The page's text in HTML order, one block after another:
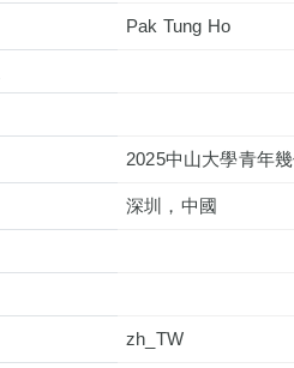
Pak Tung Ho
2025中山大學青年
深圳，中國
zh_TW